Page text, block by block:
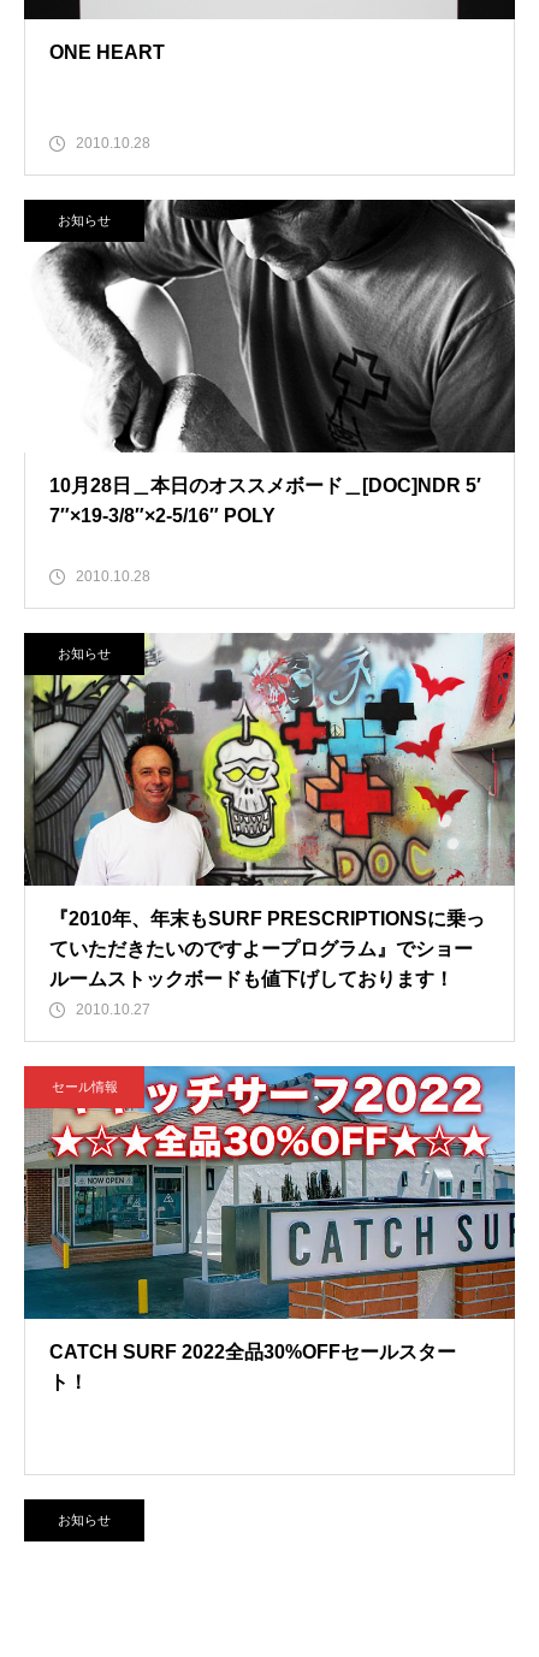
ONE HEART
2010.10.28
お知らせ
10月28日＿本日のオススメボード＿[DOC]NDR 5′
7″×19-3/8″×2-5/16″ POLY
2010.10.28
お知らせ
『2010年、年末もSURF PRESCRIPTIONSに乗っ
ていただきたいのですよープログラム』でショー
ルームストックボードも値下げしております！
2010.10.27
セール情報
CATCH SURF 2022全品30%OFFセールスター
ト！
お知らせ